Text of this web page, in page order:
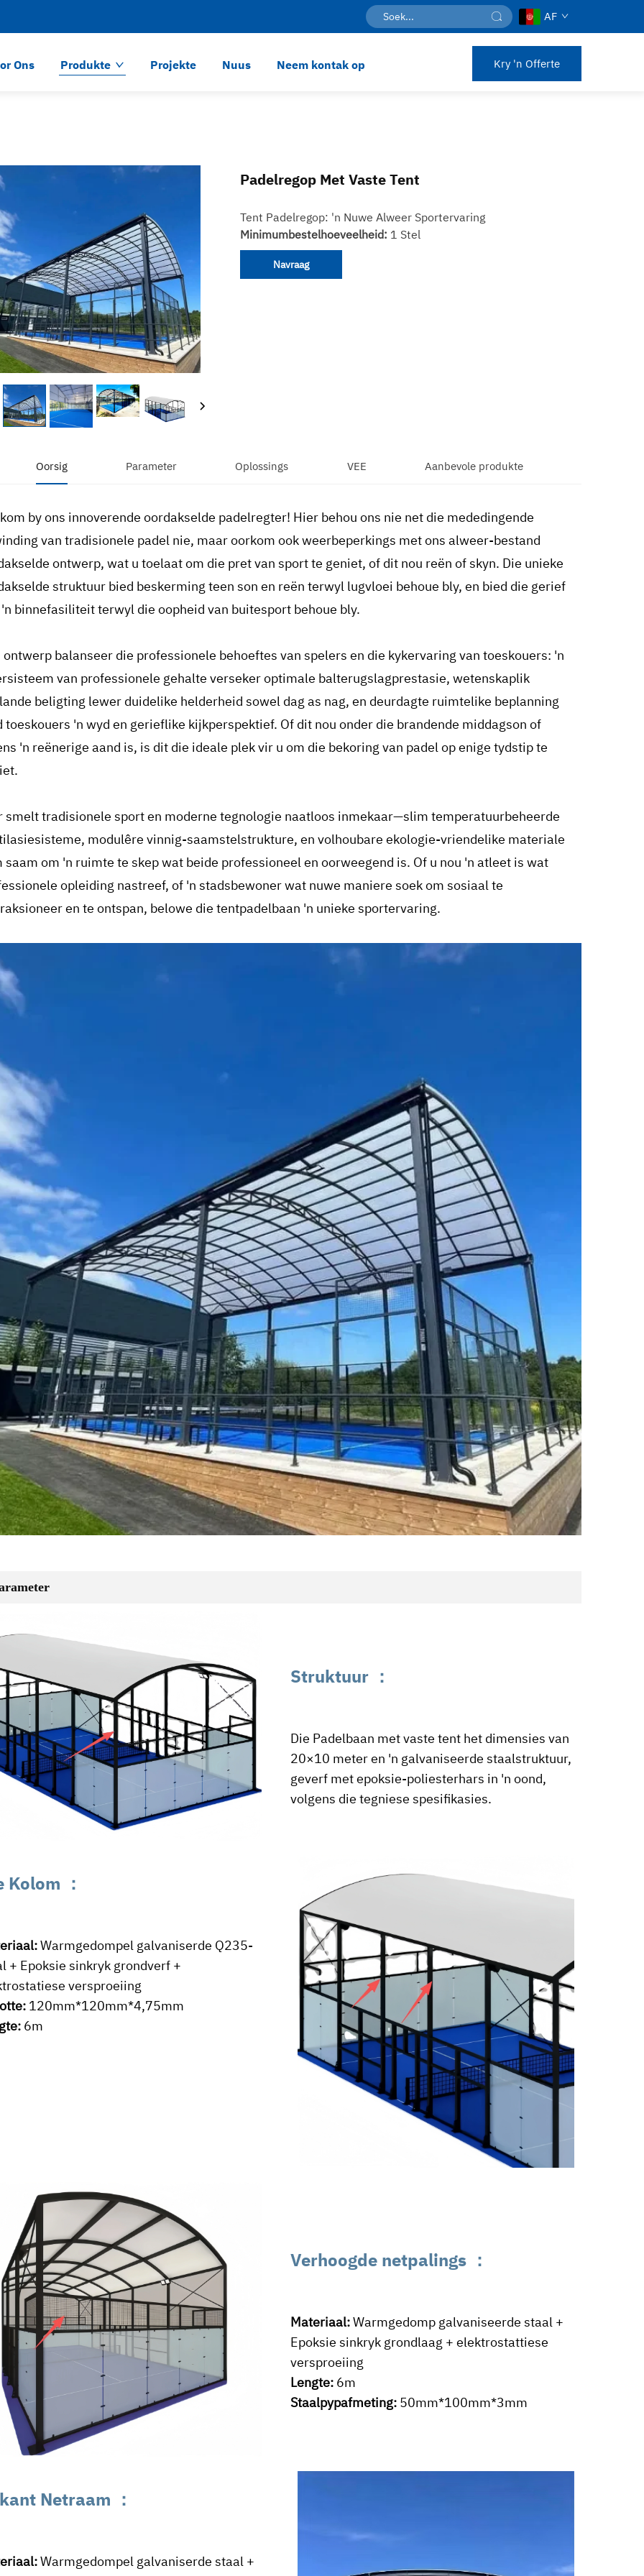
AF
Ons Produkte Projekte Nuus Neem kontak op Kry 'n Offerte
Padelregop Met Vaste Tent
Tent Padelregop: 'n Nuwe Alweer Sportervaring
Minimumbestelhoeveelheid: 1 Stel
Navraag
Oorsig Parameter Oplossings VEE Aanbevole produkte
by ons innoverende oordakselde padelregter! Hier behou ons nie net die mededingende
van tradisionele padel nie, maar oorkom ook weerbeperkings met ons alweer-bestand
ontwerp, wat u toelaat om die pret van sport te geniet, of dit nou reën of skyn. Die unieke
struktuur bied beskerming teen son en reën terwyl lugvloei behoue bly, en bied die gerief
binnefasiliteit terwyl die oopheid van buitesport behoue bly.
ontwerp balanseer die professionele behoeftes van spelers en die kykervaring van toeskouers: 'n
van professionele gehalte verseker optimale balterugslagprestasie, wetenskaplik
beligting lewer duidelike helderheid sowel dag as nag, en deurdagte ruimtelike beplanning
toeskouers 'n wyd en gerieflike kijkperspektief. Of dit nou onder die brandende middagson of
'n reënerige aand is, is dit die ideale plek vir u om die bekoring van padel op enige tydstip te
smelt tradisionele sport en moderne tegnologie naatloos inmekaar—slim temperatuurbeheerde
modulêre vinnig-saamstelstrukture, en volhoubare ekologie-vriendelike materiale
saam om 'n ruimte te skep wat beide professioneel en oorweegend is. Of u nou 'n atleet is wat
opleiding nastreef, of 'n stadsbewoner wat nuwe maniere soek om sosiaal te
en te ontspan, belowe die tentpadelbaan 'n unieke sportervaring.
Struktuur ：
Die Padelbaan met vaste tent het dimensies van
20×10 meter en 'n galvaniseerde staalstruktuur,
geverf met epoksie-poliesterhars in 'n oond,
volgens die tegniese spesifikasies.
Kolom ：
Warmgedompel galvaniserde Q235-
+ Epoksie sinkryk grondverf +
versproeiing
120mm*120mm*4,75mm
6m
Verhoogde netpalings ：
Materiaal:Warmgedomp galvaniseerde staal +
Epoksie sinkryk grondlaag + elektrostattiese
versproeiing
Lengte: 6m
Staalpypafmeting: 50mm*100mm*3mm
Netraam ：
Warmgedompel galvaniserde staal +